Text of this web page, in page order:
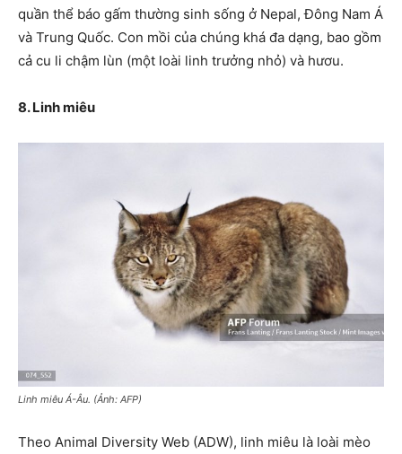
quần thể báo gấm thường sinh sống ở Nepal, Đông Nam Á
và Trung Quốc. Con mồi của chúng khá đa dạng, bao gồm
cả cu li chậm lùn (một loài linh trưởng nhỏ) và hươu.
8. Linh miêu
Linh miêu Á-Âu. (Ảnh: AFP)
Theo Animal Diversity Web (ADW), linh miêu là loài mèo